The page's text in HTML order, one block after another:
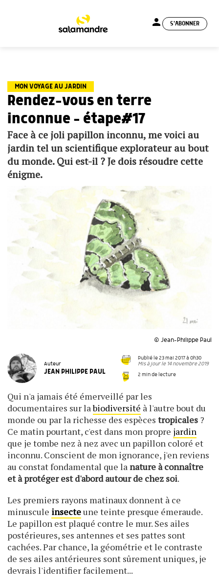
person S'ABONNER
MON VOYAGE AU JARDIN
Rendez-vous en terre
inconnue – étape#17
Face à ce joli papillon inconnu, me voici au
jardin tel un scientifique explorateur au bout
du monde. Qui est-il ? Je dois résoudre cette
énigme.
© Jean-Philippe Paul
Auteur
JEAN PHILIPPE PAUL
Publié le 23 mai 2017 à 0h30
Mis à jour le 14 novembre 2019
2 min de lecture
Qui n'a jamais été émerveillé par les
documentaires sur labiodiversité à l'autre bout du
monde ou par la richesse des espèces tropicales ?
Ce matin pourtant, c'est dans mon propre jardin
que je tombe nez à nez avec un papillon coloré et
inconnu. Conscient de mon ignorance, j'en reviens
au constat fondamental que la nature à connaître
et à protéger est d'abord autour de chez soi.
Les premiers rayons matinaux donnent à ce
minuscule insecteune teinte presque émeraude.
Le papillon est plaqué contre le mur. Ses ailes
postérieures, ses antennes et ses pattes sont
cachées. Par chance, la géométrie et le contraste
de ses ailes antérieures sont sûrement uniques, je
devrais l'identifier facilement...